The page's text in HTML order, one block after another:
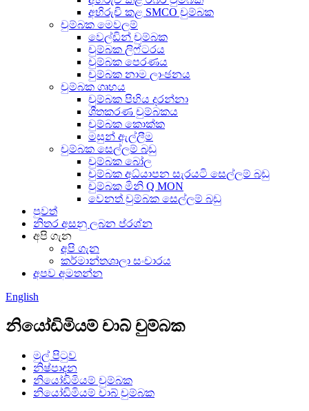
අභිරුචි කළ SMCO චුම්බක
චුම්බක මෙවලම්
වෙල්ඩින් චුම්බක
චුම්බක ලිෆ්ටරය
චුම්බක පෙරණය
චුම්බක නාම ලාංඡනය
චුම්බක ගෘහය
චුම්බක පිහිය දරන්නා
ශීතකරණ චුම්බකය
චුම්බක කොක්ක
මසුන් ඇල්ලීම
චුම්බක සෙල්ලම් බඩු
චුම්බක බෝල
චුම්බක අධ්යාපන සැරයටි සෙල්ලම් බඩු
චුම්බක මිනි Q MON
වෙනත් චුම්බක සෙල්ලම් බඩු
පුවත්
නිතර අසනු ලබන ප්රශ්න
අපි ගැන
අපි ගැන
කර්මාන්තශාලා සංචාරය
අපව අමතන්න
English
නියෝඩිමියම් චාබ් චුම්බක
මුල් පිටුව
නිෂ්පාදන
නියෝඩිමියම් චුම්බක
නියෝඩිමියම් චාබ් චුම්බක